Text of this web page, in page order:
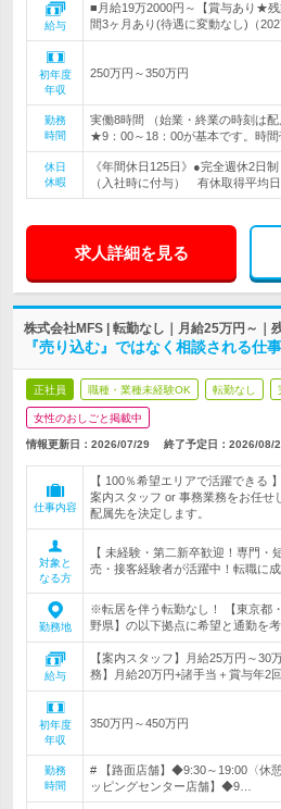
給与
■月給19万2000円～【賞与あり★
間3ヶ月あり(待遇に変動なし)（
初年度
年収
250万円～350万円
勤務
時間
実働8時間 （始業・終業の時刻は配
★9：00～18：00が基本です。時間
休日
休暇
《年間休日125日》●完全週休2日
（入社時に付与） 有休取得平均
求人詳細を見る
株式会社MFS | 転勤なし｜月給25万円～｜
『売り込む』ではなく相談される仕
正社員 職種・業種未経験OK 転勤なし
女性のおしごと掲載中
情報更新日：2026/07/29 終了予定日： 2026/08/
仕事内容
【 100％希望エリアで活躍できる
案内スタッフ or 事務業務をお任せ
配属先を決定します。
対象と
なる方
【 未経験・第二新卒歓迎！専門・
売・接客経験者が活躍中！転職に
勤務地
※転居を伴う転勤なし！ 【東京都
野県】の以下拠点に希望と通勤を
給与
【案内スタッフ】月給25万円～30
務】月給20万円+諸手当＋賞与年2
初年度
年収
350万円～450万円
勤務
時間
# 【路面店舗】◆9:30～19:00〈休
ッピングセンター店舗】◆9…